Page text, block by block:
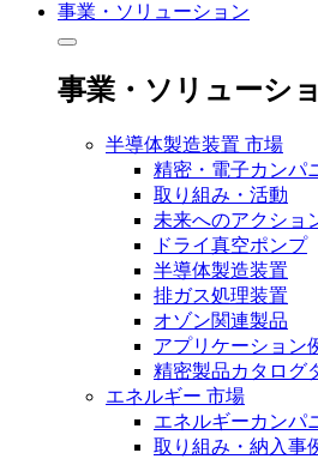
事業・ソリューション
事業・ソリューシ
半導体製造装置 市場
精密・電子カンパ
取り組み・活動
未来へのアクショ
ドライ真空ポンプ
半導体製造装置
排ガス処理装置
オゾン関連製品
アプリケーション
精密製品カタログ
エネルギー 市場
エネルギーカンパ
取り組み・納入事